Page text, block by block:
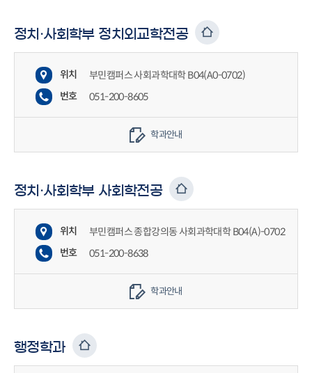
정치·사회학부 정치외교학전공
위치
부민캠퍼스 사회과학대학 B04(A0-0702)
번호
051-200-8605
학과안내
정치·사회학부 사회학전공
위치
부민캠퍼스 종합강의동 사회과학대학 B04(A)-0702
번호
051-200-8638
학과안내
행정학과